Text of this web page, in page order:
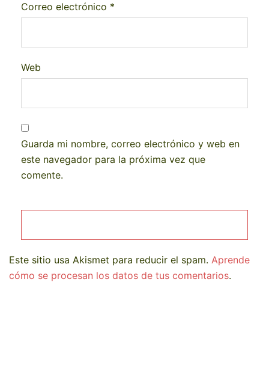
Correo electrónico *
Web
Guarda mi nombre, correo electrónico y web en
este navegador para la próxima vez que
comente.
Este sitio usa Akismet para reducir el spam. Aprende
cómo se procesan los datos de tus comentarios.